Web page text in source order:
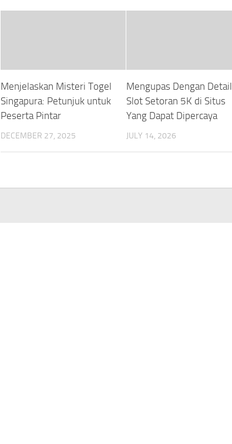
Menjelaskan Misteri Togel
Singapura: Petunjuk untuk
Peserta Pintar
DECEMBER 27, 2025
Mengupas Dengan Detail
Slot Setoran 5K di Situs
Yang Dapat Dipercaya
JULY 14, 2026